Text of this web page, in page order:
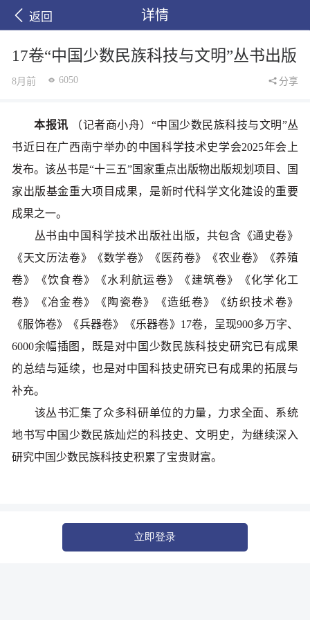
返回 详情
17卷“中国少数民族科技与文明”丛书出版
8月前 6050 分享
本报讯 （记者商小舟）“中国少数民族科技与文明”丛
书近日在广西南宁举办的中国科学技术史学会2025年会上
发布。该丛书是“十三五”国家重点出版物出版规划项目、国
家出版基金重大项目成果，是新时代科学文化建设的重要
成果之一。
丛书由中国科学技术出版社出版，共包含《通史卷》
《天文历法卷》《数学卷》《医药卷》《农业卷》《养殖
卷》《饮食卷》《水利航运卷》《建筑卷》《化学化工
卷》《冶金卷》《陶瓷卷》《造纸卷》《纺织技术卷》
《服饰卷》《兵器卷》《乐器卷》17卷，呈现900多万字、
6000余幅插图，既是对中国少数民族科技史研究已有成果
的总结与延续，也是对中国科技史研究已有成果的拓展与
补充。
该丛书汇集了众多科研单位的力量，力求全面、系统
地书写中国少数民族灿烂的科技史、文明史，为继续深入
研究中国少数民族科技史积累了宝贵财富。
立即登录